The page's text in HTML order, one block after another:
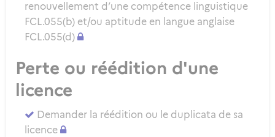
renouvellement d’une compétence linguistique
FCL.055(b) et/ou aptitude en langue anglaise
FCL.055(d)
Perte ou réédition d'une
licence
Demander la réédition ou le duplicata de sa
licence